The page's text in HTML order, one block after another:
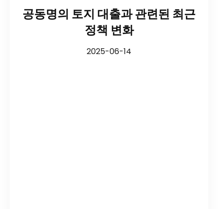
공동명의 토지 대출과 관련된 최근
정책 변화
2025-06-14